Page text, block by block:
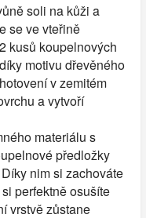
soli na kůži a
se ve vteřině
kusů koupelnových
motivu dřevěného
v zemitém
a vytvoří
materiálu s
předložky
nim si zachováte
perfektně osušíte
vrstvě zůstane